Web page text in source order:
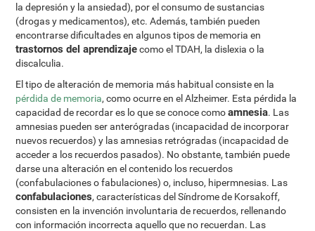
la depresión y la ansiedad), por el consumo de sustancias
(drogas y medicamentos), etc. Además, también pueden
encontrarse dificultades en algunos tipos de memoria en
trastornos del aprendizajecomo el TDAH, la dislexia o la
discalculia.
El tipo de alteración de memoria más habitual consiste en la
pérdida de memoria, como ocurre en el Alzheimer. Esta pérdida la
capacidad de recordar es lo que se conoce comoamnesia. Las
amnesias pueden ser anterógradas (incapacidad de incorporar
nuevos recuerdos) y las amnesias retrógradas (incapacidad de
acceder a los recuerdos pasados). No obstante, también puede
darse una alteración en el contenido los recuerdos
(confabulaciones o fabulaciones) o, incluso, hipermnesias. Las
confabulaciones, características del Síndrome de Korsakoff,
consisten en la invención involuntaria de recuerdos, rellenando
con información incorrecta aquello que no recuerdan. Las